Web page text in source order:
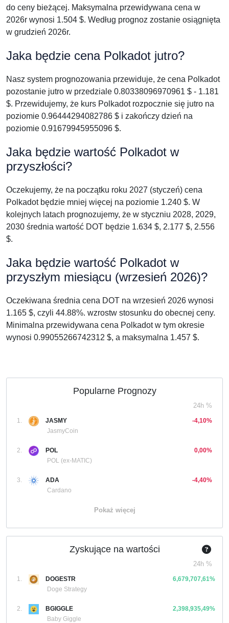
do ceny bieżącej. Maksymalna przewidywana cena w
2026r wynosi 1.504 $. Według prognoz zostanie osiągnięta
w grudzień 2026r.
Jaka będzie cena Polkadot jutro?
Nasz system prognozowania przewiduje, że cena Polkadot
pozostanie jutro w przedziale 0.80338096970961 $ - 1.181
$. Przewidujemy, że kurs Polkadot rozpocznie się jutro na
poziomie 0.96444294082786 $ i zakończy dzień na
poziomie 0.91679945955096 $.
Jaka będzie wartość Polkadot w
przyszłości?
Oczekujemy, że na początku roku 2027 (styczeń) cena
Polkadot będzie mniej więcej na poziomie 1.240 $. W
kolejnych latach prognozujemy, że w styczniu 2028, 2029,
2030 średnia wartość DOT będzie 1.634 $, 2.177 $, 2.556
$.
Jaka będzie wartość Polkadot w
przyszłym miesiącu (wrzesień 2026)?
Oczekiwana średnia cena DOT na wrzesień 2026 wynosi
1.165 $, czyli 44.88%. wzrostw stosunku do obecnej ceny.
Minimalna przewidywana cena Polkadot w tym okresie
wynosi 0.99055266742312 $, a maksymalna 1.457 $.
Popularne Prognozy
24h %
1.
JASMY
JasmyCoin
-4,10%
2.
POL
POL (ex-MATIC)
0,00%
3.
ADA
Cardano
-4,40%
Pokaż więcej
Zyskujące na wartości
24h %
1.
DOGESTR
Doge Strategy
6,679,707,61%
2.
BGIGGLE
Baby Giggle
2,398,935,49%